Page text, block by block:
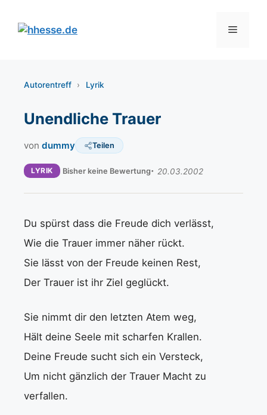
Inhalt
springen
Menü
Autorentreff › Lyrik
Unendliche Trauer
von dummy Teilen
LYRIK Bisher keine Bewertung 20.03.2002
Du spürst dass die Freude dich verlässt,
Wie die Trauer immer näher rückt.
Sie lässt von der Freude keinen Rest,
Der Trauer ist ihr Ziel geglückt.
Sie nimmt dir den letzten Atem weg,
Hält deine Seele mit scharfen Krallen.
Deine Freude sucht sich ein Versteck,
Um nicht gänzlich der Trauer Macht zu
verfallen.